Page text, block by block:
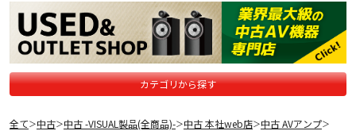
カテゴリから探す
全て＞中古＞中古 -VISUAL製品(全商品)-＞中古 本社web店＞中古 AVアンプ＞